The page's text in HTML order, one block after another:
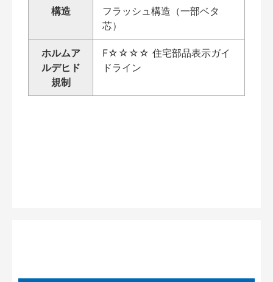
構造
フラッシュ構造（一部ベタ
芯）
ホルムア
ルデヒド
規制
F☆☆☆☆ 住宅部品表示ガイ
ドライン